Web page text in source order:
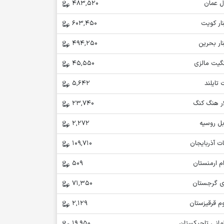
عمان
483,520
کویت
603,450
بحرین
494,250
مالزی
45,550
تایلند
5,642
هنگ کنگ
23,740
روسیه
2,272
آذربایجان
109,710
ارمنستان
509
گرجستان
71,350
قرقیزستان
2,129